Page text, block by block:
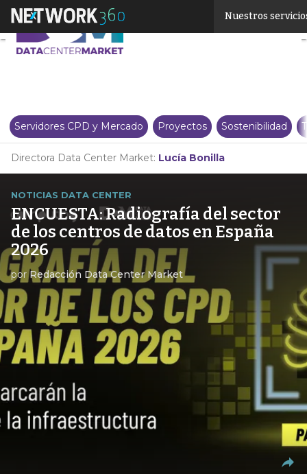
Nuestros
Servidores CPD y Mercado Proyectos Sostenibilidad
Directora Data Center Market: Lucía Bonilla
NOTICIAS DATA CENTER
ENCUESTA: Radiografía del sector
de los centros de datos en España
2026
porRedacción Data Center Market